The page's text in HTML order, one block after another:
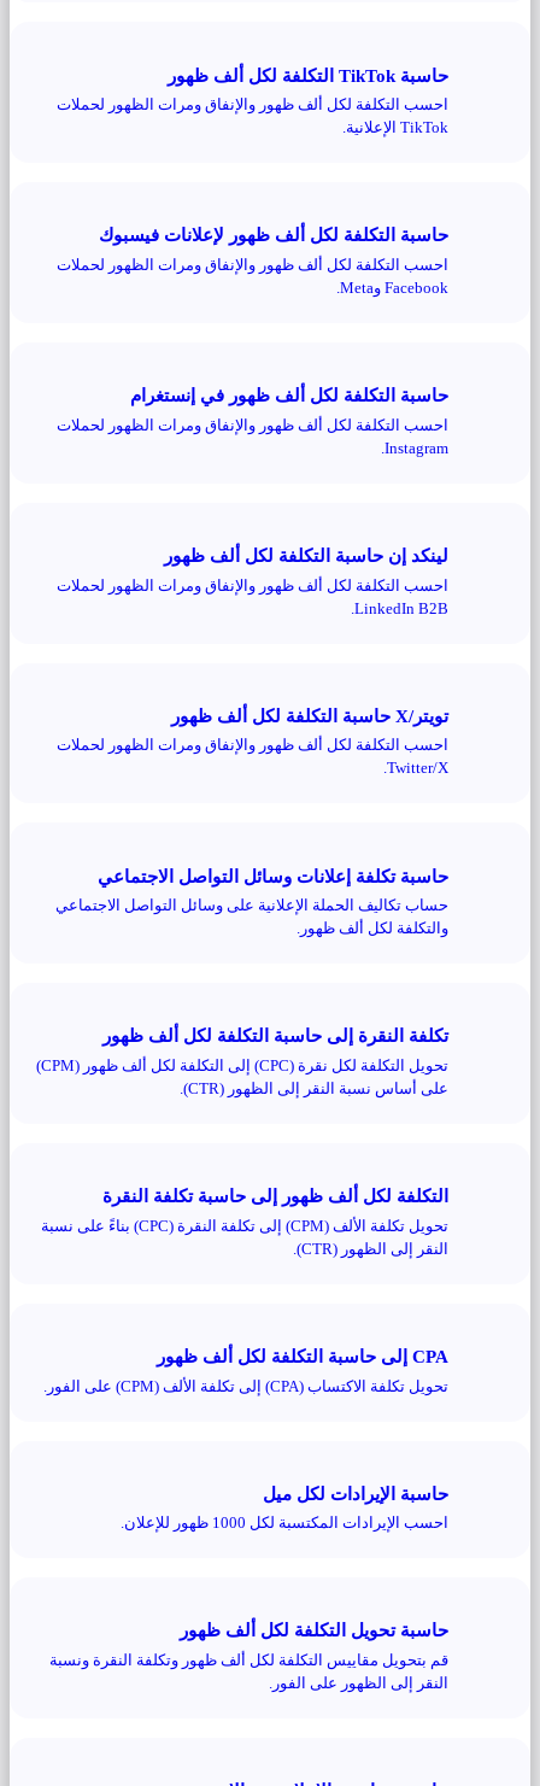
حاسبة TikTok التكلفة لكل ألف ظهور
احسب التكلفة لكل ألف ظهور والإنفاق ومرات الظهور لحملات
TikTok الإعلانية.
حاسبة التكلفة لكل ألف ظهور لإعلانات فيسبوك
احسب التكلفة لكل ألف ظهور والإنفاق ومرات الظهور لحملات
Facebook وMeta.
حاسبة التكلفة لكل ألف ظهور في إنستغرام
احسب التكلفة لكل ألف ظهور والإنفاق ومرات الظهور لحملات
Instagram.
لينكد إن حاسبة التكلفة لكل ألف ظهور
احسب التكلفة لكل ألف ظهور والإنفاق ومرات الظهور لحملات
LinkedIn B2B.
تويتر/X حاسبة التكلفة لكل ألف ظهور
احسب التكلفة لكل ألف ظهور والإنفاق ومرات الظهور لحملات
Twitter/X.
حاسبة تكلفة إعلانات وسائل التواصل الاجتماعي
حساب تكاليف الحملة الإعلانية على وسائل التواصل الاجتماعي
والتكلفة لكل ألف ظهور.
تكلفة النقرة إلى حاسبة التكلفة لكل ألف ظهور
تحويل التكلفة لكل نقرة (CPC) إلى التكلفة لكل ألف ظهور (CPM)
على أساس نسبة النقر إلى الظهور (CTR).
التكلفة لكل ألف ظهور إلى حاسبة تكلفة النقرة
تحويل تكلفة الألف (CPM) إلى تكلفة النقرة (CPC) بناءً على نسبة
النقر إلى الظهور (CTR).
CPA إلى حاسبة التكلفة لكل ألف ظهور
تحويل تكلفة الاكتساب (CPA) إلى تكلفة الألف (CPM) على الفور.
حاسبة الإيرادات لكل ميل
احسب الإيرادات المكتسبة لكل 1000 ظهور للإعلان.
حاسبة تحويل التكلفة لكل ألف ظهور
قم بتحويل مقاييس التكلفة لكل ألف ظهور وتكلفة النقرة ونسبة
النقر إلى الظهور على الفور.